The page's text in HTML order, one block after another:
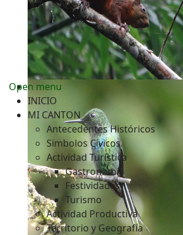
Open menu
INICIO
MI CANTON
Antecedentes Históricos
Simbolos Cívicos
Actividad Turística
Gastronomía
Festividades
Turismo
Actividad Productiva
Territorio y Geografía